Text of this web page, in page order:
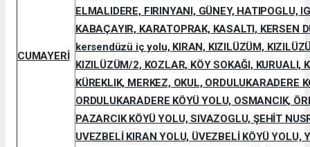
CUMAYERİ
ELMALIDERE, FIRINYANI, GÜNEY, HATIPOGLU,
KABAÇAYIR, KARATOPRAK, KASALTI, KERSEN
kersendüzü iç yolu, KIRAN, KIZILÜZÜM,
KIZILÜZÜM/2, KOZLAR, KÖY SOKAĞI, KURUALI,
KÜREKLIK, MERKEZ, OKUL, ORDULUKARADERE
ORDULUKARADERE KÖYÜ YOLU, OSMANCIK,
PAZARCIK KÖYÜ YOLU, SIVAZOGLU, ŞEHİT
UVEZBELİ KIRAN YOLU, ÜVEZBELİ KÖYÜ YOLU,